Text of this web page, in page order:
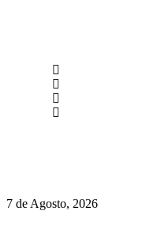
7 de Agosto, 2026